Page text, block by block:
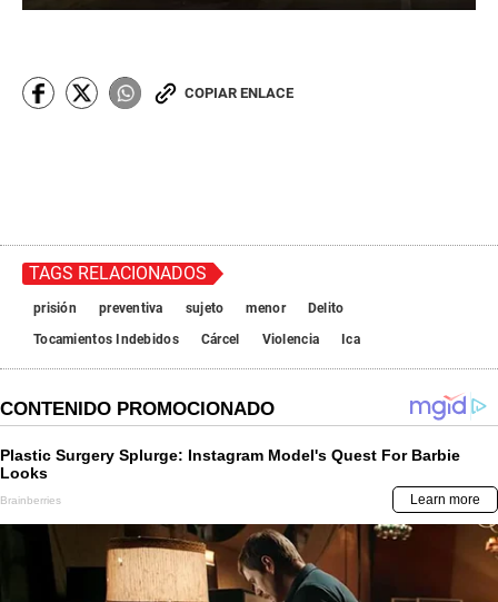
COPIAR ENLACE
TAGS RELACIONADOS
prisión preventiva sujeto menor
Delito
Tocamientos Indebidos
Cárcel Violencia Ica